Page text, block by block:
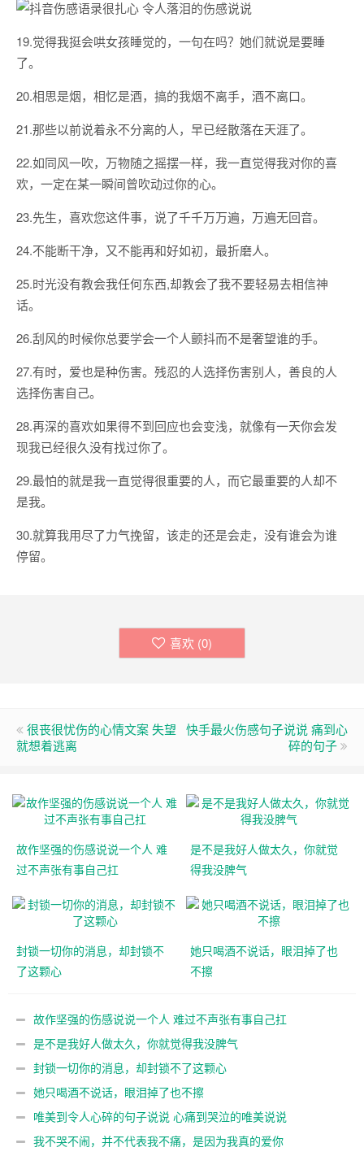
19.觉得我挺会哄女孩睡觉的，一句在吗？她们就说是要睡
了。
20.相思是烟，相忆是酒，搞的我烟不离手，酒不离口。
21.那些以前说着永不分离的人，早已经散落在天涯了。
22.如同风一吹，万物随之摇摆一样，我一直觉得我对你的喜
欢，一定在某一瞬间曾吹动过你的心。
23.先生，喜欢您这件事，说了千千万万遍，万遍无回音。
24.不能断干净，又不能再和好如初，最折磨人。
25.时光没有教会我任何东西,却教会了我不要轻易去相信神
话。
26.刮风的时候你总要学会一个人颤抖而不是奢望谁的手。
27.有时，爱也是种伤害。残忍的人选择伤害别人，善良的人
选择伤害自己。
28.再深的喜欢如果得不到回应也会变浅，就像有一天你会发
现我已经很久没有找过你了。
29.最怕的就是我一直觉得很重要的人，而它最重要的人却不
是我。
30.就算我用尽了力气挽留，该走的还是会走，没有谁会为谁
停留。
喜欢 (0)
很丧很忧伤的心情文案 失望
就想着逃离
快手最火伤感句子说说 痛到心
碎的句子
故作坚强的伤感说说一个人 难
过不声张有事自己扛
是不是我好人做太久，你就觉
得我没脾气
封锁一切你的消息，却封锁不
了这颗心
她只喝酒不说话，眼泪掉了也
不擦
故作坚强的伤感说说一个人 难过不声张有事自己扛
是不是我好人做太久，你就觉得我没脾气
封锁一切你的消息，却封锁不了这颗心
她只喝酒不说话，眼泪掉了也不擦
唯美到令人心碎的句子说说 心痛到哭泣的唯美说说
我不哭不闹，并不代表我不痛，是因为我真的爱你